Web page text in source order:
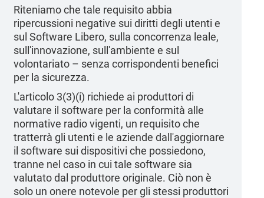
Riteniamo che tale requisito abbia
ripercussioni negative sui diritti degli utenti e
sul Software Libero, sulla concorrenza leale,
sull'innovazione, sull'ambiente e sul
volontariato – senza corrispondenti benefici
per la sicurezza.
L'articolo 3(3)(i) richiede ai produttori di
valutare il software per la conformità alle
normative radio vigenti, un requisito che
tratterrà gli utenti e le aziende dall'aggiornare
il software sui dispositivi che possiedono,
tranne nel caso in cui tale software sia
valutato dal produttore originale. Ciò non è
solo un onere notevole per gli stessi produttori